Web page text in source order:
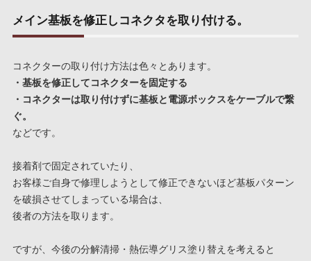
メイン基板を修正しコネクタを取り付ける。
コネクターの取り付け方法は色々とあります。
・基板を修正してコネクターを固定する
・コネクターは取り付けずに基板と電源ボックスをケーブルで繋
ぐ。
などです。
接着剤で固定されていたり、
お客様ご自身で修理しようとして修正できないほど基板パターン
を破損させてしまっている場合は、
後者の方法を取ります。
ですが、今後の分解清掃・熱伝導グリス塗り替えを考えると